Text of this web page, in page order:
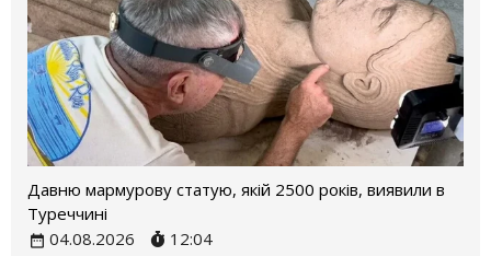
Давню мармурову статую, якій 2500 років, виявили в
Туреччині
04.08.2026
12:04